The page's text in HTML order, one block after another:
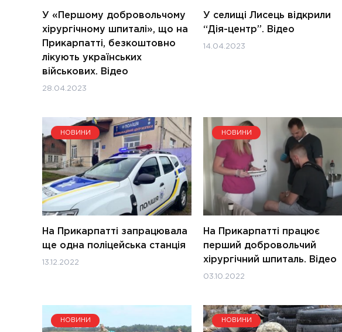
У «Першому добровольчому
хірургічному шпиталі», що на
Прикарпатті, безкоштовно
лікують українських
військових. Відео
28.04.2023
У селищі Лисець відкрили
“Дія-центр”. Відео
14.04.2023
НОВИНИ
На Прикарпатті запрацювала
ще одна поліцейська станція
13.12.2022
НОВИНИ
На Прикарпатті працює
перший добровольчий
хірургічний шпиталь. Відео
03.10.2022
НОВИНИ НОВИНИ